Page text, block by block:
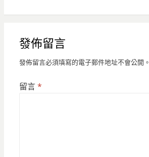
發佈留言
發佈留言必須填寫的電子郵件地址不會公開。
留言*